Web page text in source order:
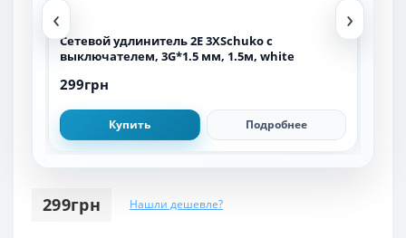
‹
Сетевой удлинитель 2E 3XSchuko с
выключателем, 3G*1.5 мм, 1.5м, white
299грн
Купить Подробнее
›
299грн Нашли дешевле?